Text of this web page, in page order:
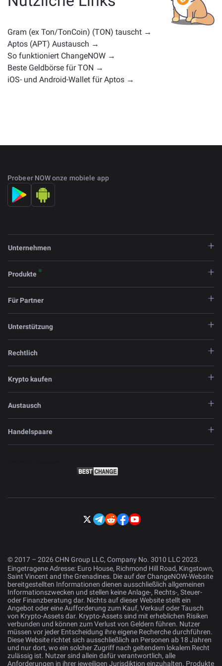
Kryptowährungen mit ähnlichen Anwendungsfällen
oder Marktpositionen. Überprüfen Sie alle verfügbaren
Vermögenswerte zum Tausch auf der
Hauptaustauschseite.
Gram (ex Ton/TonCoin) (TON) tauscht →
Aptos (APT) Austausch →
So funktioniert ChangeNOW →
Beste Geldbörse für TON →
iOS- und Android-Wallet für Aptos →
Probeer NOW onze mobiele app
Unternehmen
Produkte
Für Partner
Unterstützung
Rechtlich
Krypto kaufen
Austausch
Handelspaare
© 2017 – 2026 CHN Group LLC, Company No. 3010 LLC 2023.
Eingetragene Adresse: Euro House, Richmond Hill Road, Kingstown,
Saint Vincent and the Grenadines. Die auf der ChangeNOW-Website
bereitgestellten Informationen dienen ausschließlich allgemeinen
Informationszwecken und stellen keine Anlage-, Rechts-, Steuer-
oder Finanzberatung dar. Nichts auf dieser Website stellt ein
Angebot oder eine Aufforderung zum Kauf, Verkauf oder Tausch
von Krypto-Assets dar. Krypto-Assets sind mit erheblichen Risiken
verbunden und können zum Verlust von Geldern führen. Nutzer
müssen vor jeder Entscheidung ihre eigene Recherche durchführen.
Diese Website richtet sich ausschließlich an Personen ab 18 Jahren
und nur dort, wo ein solcher Zugriff nach geltendem lokalem Recht
zulässig ist. Nutzer sind allein dafür verantwortlich, alle
Anforderungen in ihrer jeweiligen Jurisdiktion einzuhalten. Produkte